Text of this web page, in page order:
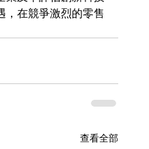
，在競爭激烈的零售
查看全部